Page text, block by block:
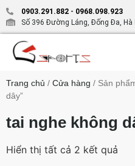
0903.291.882 - 0968.098.923
Số 396 Đường Láng, Đống Đa, Hà
Trang chủ / Cửa hàng / Sản
dây”
tai nghe không
Hiển thị tất cả 2 kết quả